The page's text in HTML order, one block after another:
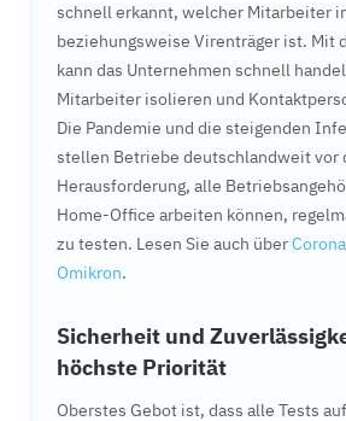
schnell erkannt, welcher Mitarbeiter
beziehungsweise Virenträger ist. Mit
kann das Unternehmen schnell
Mitarbeiter isolieren und
Die Pandemie und die steigenden
stellen Betriebe deutschlandweit vor
Herausforderung, alle
Home-Office arbeiten können,
zu testen. Lesen Sie auch über
Omikron.
Sicherheit und
höchste Priorität
Oberstes Gebot ist, dass alle Tests